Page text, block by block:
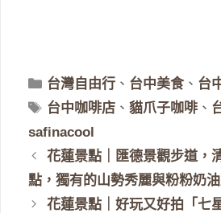
分
類
台灣自由行 、 台中美食、 台
標
籤
台中咖啡店 、貓爪子咖啡 、
safinacool
花蓮景點｜匯德景觀步道，
點，獨有的山勢秀麗與粉粉奶
花蓮景點｜好玩又好拍「七